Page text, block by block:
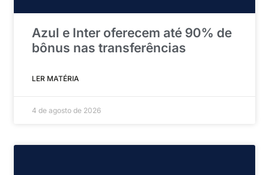
Azul e Inter oferecem até 90% de
bônus nas transferências
LER MATÉRIA
4 de agosto de 2026